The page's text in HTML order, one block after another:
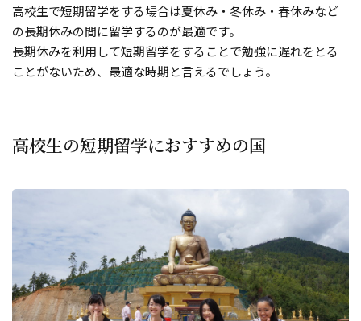
高校生で短期留学をする場合は夏休み・冬休み・春休みなど
の長期休みの間に留学するのが最適です。
長期休みを利用して短期留学をすることで勉強に遅れをとる
ことがないため、最適な時期と言えるでしょう。
高校生の短期留学におすすめの国